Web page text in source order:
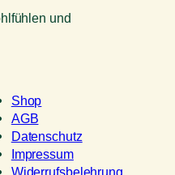
und
Shop
AGB
Datenschutz
Impressum
Widerrufsbelehrung